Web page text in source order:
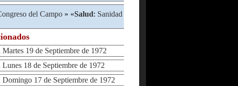
del Campo » «Salud: Sanidad
19 de Septiembre de 1972
18 de Septiembre de 1972
17 de Septiembre de 1972